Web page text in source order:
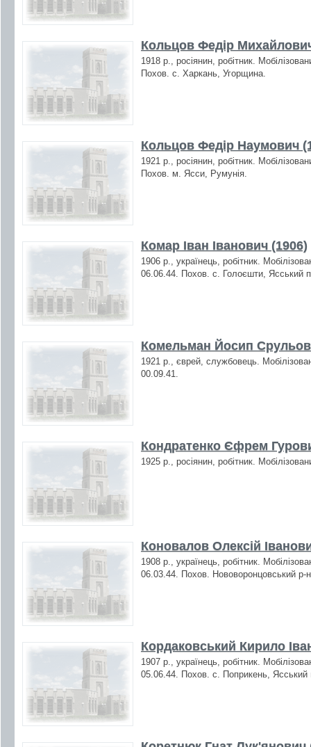
Кольцов Федір
1918 р., росіянин, робітник.
Похов. с. Харкань, Угорщина.
Кольцов Федір Наумович
1921 р., росіянин, робітник.
Похов. м. Ясси, Румунія.
Комар Іван Іванович (1906)
1906 р., українець, робітник.
06.06.44. Похов. с. Голоєшти, Ясський
Комельман Йосип
1921 р., єврей, службовець.
00.09.41.
Кондратенко Єфрем
1925 р., росіянин, робітник.
Коновалов Олексій
1908 р., українець, робітник.
06.03.44. Похов. Нововоронцовський р-
Кордаковський Кирило
1907 р., українець, робітник.
05.06.44. Похов. с. Поприкень, Ясський